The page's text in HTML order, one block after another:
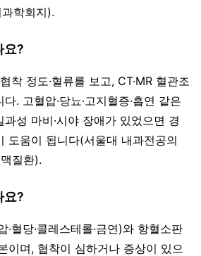
학회지).
요?
착 정도·혈류를 보고, CT·MR 혈관조
. 고혈압·당뇨·고지혈증·흡연 같은
성 마비·시야 장애가 있었으면 경
도움이 됩니다(서울대 내과전공의
질환).
요?
혈당·콜레스테롤·금연)와 항혈소판
이며, 협착이 심하거나 증상이 있으